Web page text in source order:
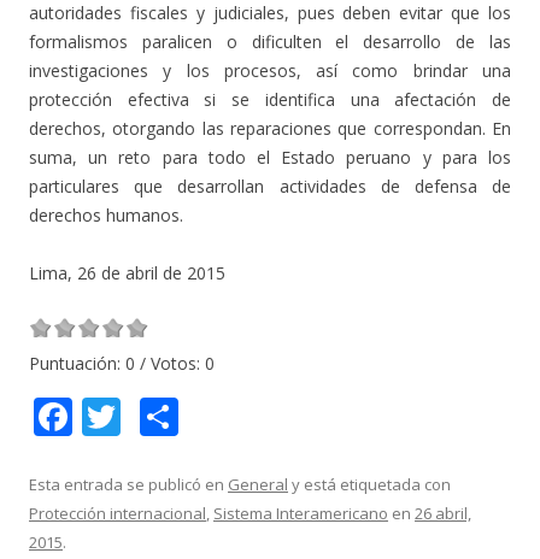
autoridades fiscales y judiciales, pues deben evitar que los
formalismos paralicen o dificulten el desarrollo de las
investigaciones y los procesos, así como brindar una
protección efectiva si se identifica una afectación de
derechos, otorgando las reparaciones que correspondan. En
suma, un reto para todo el Estado peruano y para los
particulares que desarrollan actividades de defensa de
derechos humanos.
Lima, 26 de abril de 2015
Puntuación: 0 / Votos: 0
F
e
b
T
itt
er
m
p
Esta entrada se publicó en General y está etiquetada con
Protección internacional, Sistema Interamericano en 26 abril,
2015.